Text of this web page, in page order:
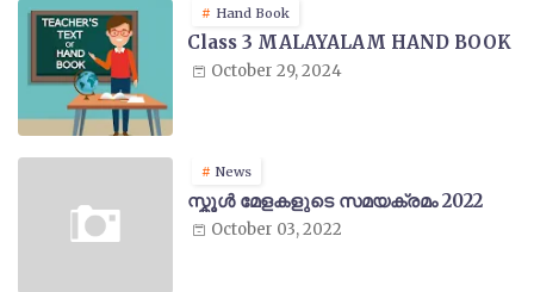
Hand Book
Class 3 MALAYALAM HAND BOOK
October 29, 2024
News
സ്കൂൾ മേളകളുടെ സമയക്രമം 2022
October 03, 2022